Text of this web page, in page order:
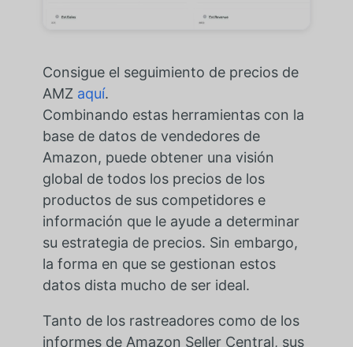
Consigue el seguimiento de precios de
AMZ aquí.
Combinando estas herramientas con la
base de datos de vendedores de
Amazon, puede obtener una visión
global de todos los precios de los
productos de sus competidores e
información que le ayude a determinar
su estrategia de precios. Sin embargo,
la forma en que se gestionan estos
datos dista mucho de ser ideal.
Tanto de los rastreadores como de los
informes de Amazon Seller Central, sus